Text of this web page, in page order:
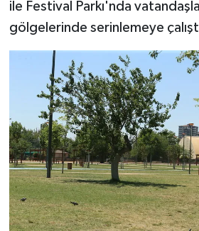
ile Festival Parkı'nda
gölgelerinde serinlemeye
Yemek